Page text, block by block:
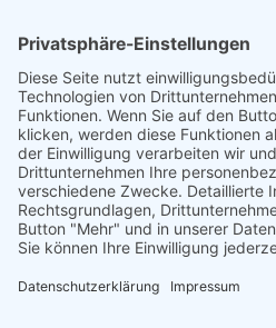
Saarland
Sachsen
Sachsen-Anhalt
Schleswig-Holstein
Thüringen